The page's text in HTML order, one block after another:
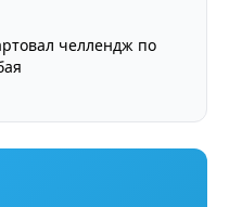
челлендж по